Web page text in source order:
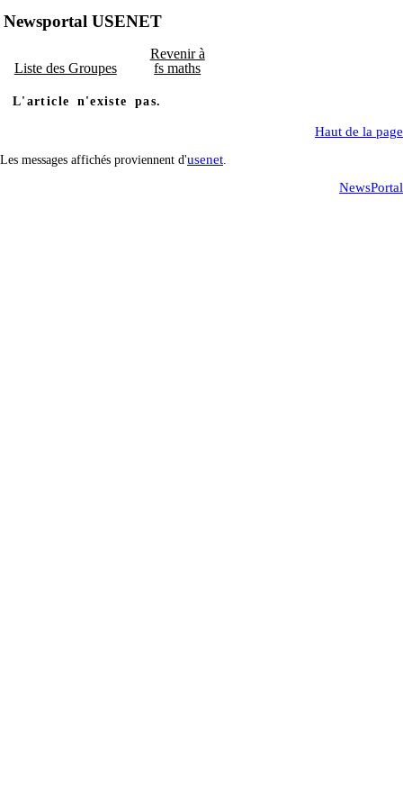
Newsportal USENET
Liste des Groupes
Revenir à
fs maths
L'article n'existe pas.
Haut de la page
Les messages affichés proviennent d'usenet
NewsPortal